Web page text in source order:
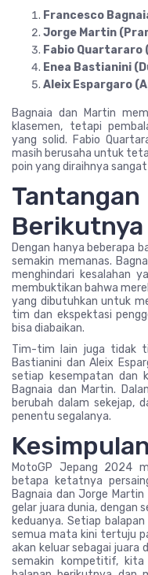
Francesco
Jorge Martin
Fabio Quartararo
Enea Bastianini
Aleix Espargaro
Bagnaia dan Martin
klasemen, tetapi
yang solid. Fabio
masih berusaha untuk
poin yang diraihnya
Tantangan
Berikutnya
Dengan hanya beberapa
semakin memanas.
menghindari kesalahan
membuktikan bahwa
yang dibutuhkan untuk
tim dan ekspektasi
bisa diabaikan.
Tim-tim lain juga tidak
Bastianini dan Aleix
setiap kesempatan dan
Bagnaia dan Martin.
berubah dalam sekejap,
penentu segalanya.
Kesimpulan
MotoGP Jepang 2024
betapa ketatnya
Bagnaia dan Jorge
gelar juara dunia, dengan
keduanya. Setiap
semua mata kini tertuju
akan keluar sebagai juara
semakin kompetitif,